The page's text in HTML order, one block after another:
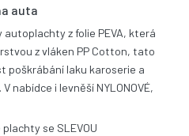
auta
autoplachty z folie PEVA, která
z vláken PP Cotton, tato
poškrábání laku karoserie a
nabídce i levněší NYLONOVÉ,